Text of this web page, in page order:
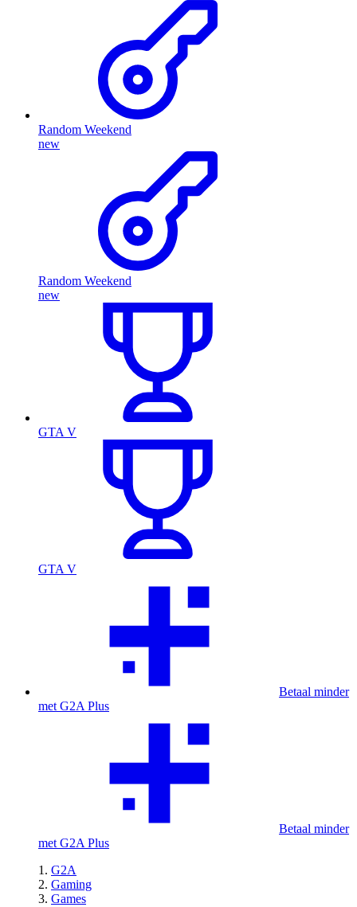
Random Weekend
new
Random Weekend
new
GTA V
GTA V
Betaal minder
met G2A Plus
Betaal minder
met G2A Plus
G2A
Gaming
Games